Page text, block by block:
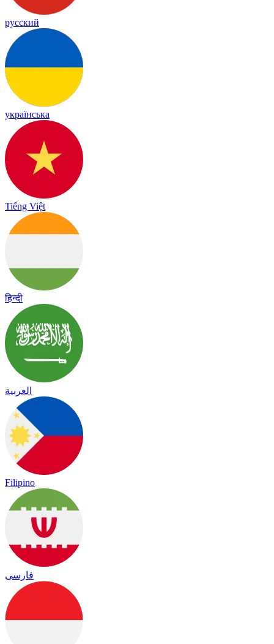
русский
українська
Tiếng Việt
हिन्दी
العربية
Filipino
فارسی